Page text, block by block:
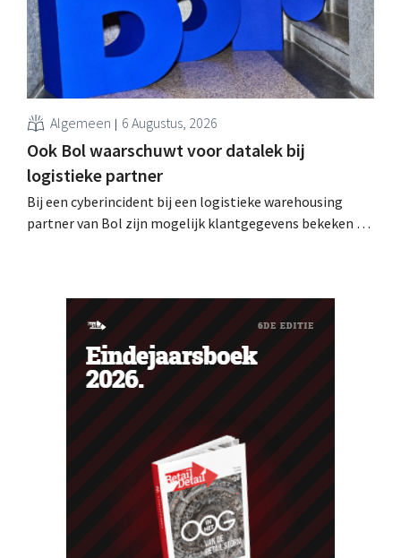
Algemeen 6 Augustus, 2026
Ook Bol waarschuwt voor datalek bij
logistieke partner
Bij een cyberincident bij een logistieke warehousing
partner van Bol zijn mogelijk klantgegevens bekeken of